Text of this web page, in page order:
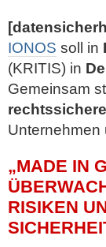
IONOS soll in
(KRITIS) in
Gemeinsam
Unternehmen
„MADE IN
RISIKEN